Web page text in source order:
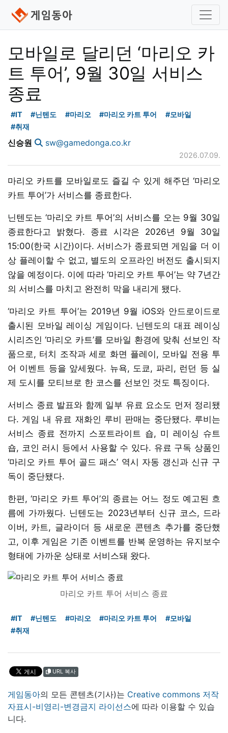
모바일로 달리던 ‘마리오 카
트 투어’, 9월 30일 서비스
종료
#IT #닌텐도 #마리오 #마리오 카트 투어
#모바일
#취재
신승원 sw@gamedonga.co.kr
2026.07.09.
마리오 카트를 모바일로도 즐길 수 있게 해주던 ‘마리오
카트 투어’가 서비스를 종료한다.
닌텐도는 ‘마리오 카트 투어’의 서비스를 오는 9월 30일
종료한다고 밝혔다. 종료 시각은 2026년 9월 30일
15:00(한국 시간)이다. 서비스가 종료되면 게임을 더 이
상 플레이할 수 없고, 별도의 오프라인 버전도 출시되지
않을 예정이다. 이에 따라 ‘마리오 카트 투어’는 약 7년간
의 서비스를 마치고 완전히 막을 내리게 됐다.
‘마리오 카트 투어’는 2019년 9월 iOS와 안드로이드로
출시된 모바일 레이싱 게임이다. 닌텐도의 대표 레이싱
시리즈인 ‘마리오 카트’를 모바일 환경에 맞춰 선보인 작
품으로, 터치 조작과 세로 화면 플레이, 모바일 전용 투
어 이벤트 등을 앞세웠다. 뉴욕, 도쿄, 파리, 런던 등 실
제 도시를 모티브로 한 코스를 선보인 것도 특징이다.
서비스 종료 발표와 함께 일부 유료 요소도 먼저 정리됐
다. 게임 내 유료 재화인 루비 판매는 중단됐다. 루비는
서비스 종료 전까지 스포트라이트 숍, 미 레이싱 슈트
숍, 코인 러시 등에서 사용할 수 있다. 유료 구독 상품인
‘마리오 카트 투어 골드 패스’ 역시 자동 갱신과 신규 구
독이 중단됐다.
한편, ‘마리오 카트 투어’의 종료는 어느 정도 예고된 흐
름에 가까웠다. 닌텐도는 2023년부터 신규 코스, 드라
이버, 카트, 글라이더 등 새로운 콘텐츠 추가를 중단했
고, 이후 게임은 기존 이벤트를 반복 운영하는 유지보수
형태에 가까운 상태로 서비스돼 왔다.
마리오 카트 투어 서비스 종료
#IT #닌텐도 #마리오 #마리오 카트 투어
#모바일
#취재
URL 복사
게임동아의 모든 콘텐츠(기사)는 Creative commons 저작
자표시-비영리-변경금지 라이선스에 따라 이용할 수 있습
니다.